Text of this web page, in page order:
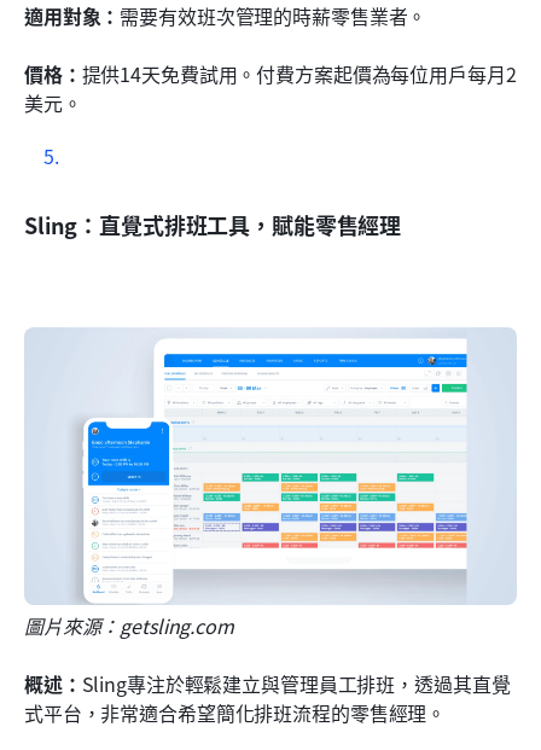
適用對象： 需要有效班次管理的時薪零售業者。
價格： 提供14天免費試用。付費方案起價為每位用戶每月2
美元。
Sling：直覺式排班工具，賦能零售經理
圖片來源：getsling.com
概述： Sling專注於輕鬆建立與管理員工排班，透過其直覺
式平台，非常適合希望簡化排班流程的零售經理。